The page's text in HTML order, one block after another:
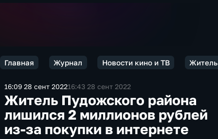
Главная Журнал Новости кино и ТВ Житель
16:09 28 сент 202216:43 28 сент 2022
Житель Пудожского района
лишился 2 миллионов рублей
из-за покупки в интернете